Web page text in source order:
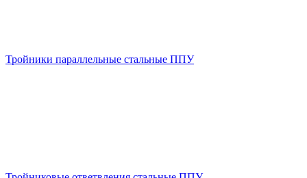
Тройники параллельные стальные ППУ